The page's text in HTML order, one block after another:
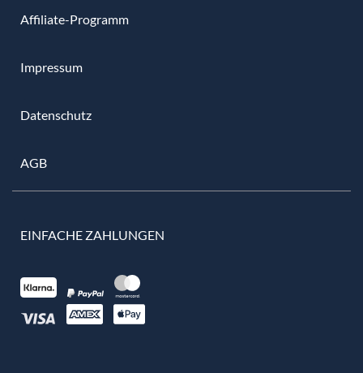
Affiliate-Programm
Impressum
Datenschutz
AGB
EINFACHE ZAHLUNGEN